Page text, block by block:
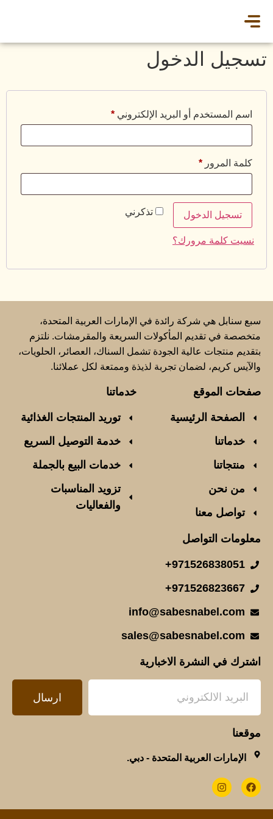
تسجيل الدخول
اسم المستخدم أو البريد الإلكتروني *
كلمة المرور *
تذكرني تسجيل الدخول
نسيت كلمة مرورك؟
سبع سنابل هي شركة رائدة في الإمارات العربية المتحدة،
متخصصة في تقديم المأكولات السريعة والمقرمشات. نلتزم
بتقديم منتجات عالية الجودة تشمل السناك، العصائر، الحلويات،
والآيس كريم، لضمان تجربة لذيذة وممتعة لكل عملائنا.
صفحات الموقع
الصفحة الرئيسية
خدماتنا
منتجاتنا
من نحن
تواصل معنا
خدماتنا
توريد المنتجات الغذائية
خدمة التوصيل السريع
خدمات البيع بالجملة
تزويد المناسبات
والفعاليات
معلومات التواصل
971526838051+
971526823667+
info@sabesnabel.com
sales@sabesnabel.com
اشترك في النشرة الاخبارية
ارسال
موقعنا
الإمارات العربية المتحدة - دبي.